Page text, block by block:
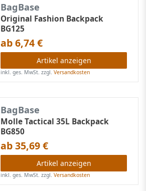
BagBase
Original Fashion Backpack
BG125
ab 6,74 €
Artikel anzeigen
inkl. ges. MwSt. zzgl.Versandkosten
BagBase
Molle Tactical 35L Backpack
BG850
ab 35,69 €
Artikel anzeigen
inkl. ges. MwSt. zzgl.Versandkosten